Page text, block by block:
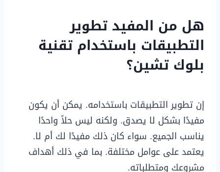
هل من المفيد تطوير
التطبيقات باستخدام تقنية
بلوك تشين؟
إن تطوير التطبيقات باستخدامه. يمكن أن يكون
مفيدًا بشكل لا يصدق. ولكنه ليس حلاً واحدًا
يناسب الجميع. سواء كان ذلك مفيدًا لك أم لا.
يعتمد على عوامل مختلفة. بما في ذلك أهداف
مشروعك ومتطلباته.